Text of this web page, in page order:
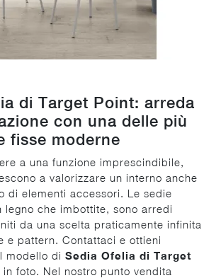
di Target Point: arreda
con una delle più
fisse moderne
a una funzione imprescindibile,
a valorizzare un interno anche
di elementi accessori. Le sedie
legno che imbottite, sono arredi
da una scelta praticamente infinita
e pattern. Contattaci e ottieni
modello di Sedia Ofelia di Target
in foto. Nel nostro punto vendita